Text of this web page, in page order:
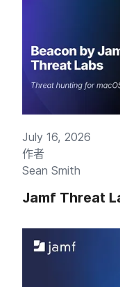
July 16, 2026
作​者
Sean Smith
Jamf Threat